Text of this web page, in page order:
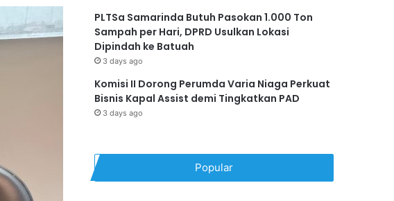
PLTSa Samarinda Butuh Pasokan 1.000 Ton
Sampah per Hari, DPRD Usulkan Lokasi
Dipindah ke Batuah
3 days ago
Komisi II Dorong Perumda Varia Niaga Perkuat
Bisnis Kapal Assist demi Tingkatkan PAD
3 days ago
Popular